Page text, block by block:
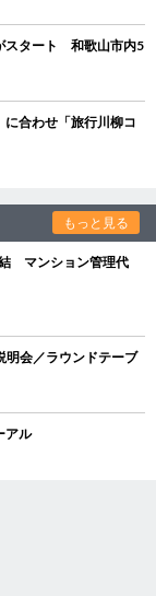
スタート 和歌山市内5
合わせ「旅行川柳コ
もっと見る
結 マンション管理代
会／ラウンドテーブ
アル